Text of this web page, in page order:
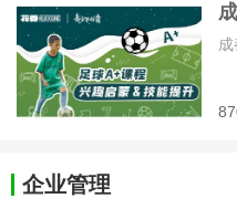
企业管理